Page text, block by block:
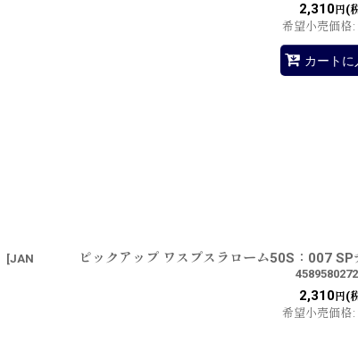
2,310円(
希望小売価格:
カートに
[JAN
ピックアップ ワスプスラローム50S：007 SP
2,310円(
希望小売価格: